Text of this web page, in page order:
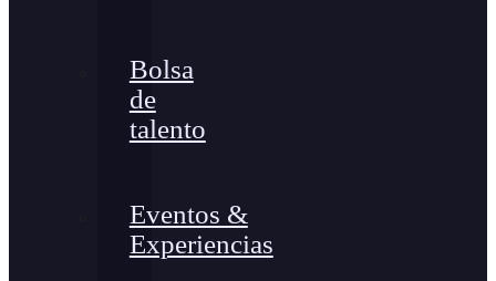
Bolsa
de
talento
Eventos &
Experiencias